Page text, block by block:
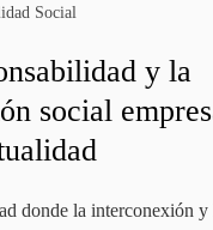
Social
y la
social
donde la interconexión y